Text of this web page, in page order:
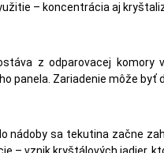
– koncentrácia aj
z odparovacej
panela. Zariadenie môže
nádoby sa tekutina začne